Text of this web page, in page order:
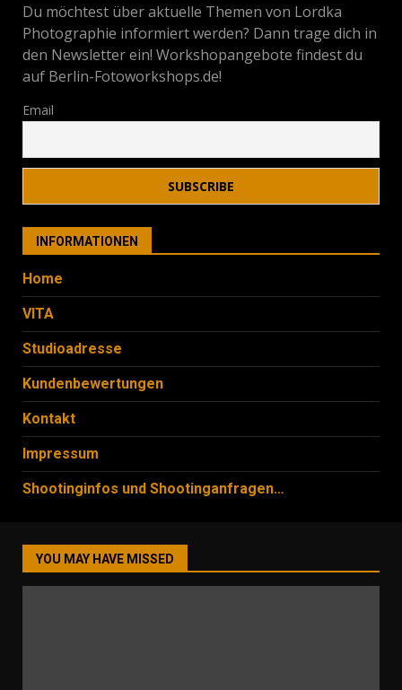
Du möchtest über aktuelle Themen von Lordka
Photographie informiert werden? Dann trage dich in
den Newsletter ein! Workshopangebote findest du
auf Berlin-Fotoworkshops.de!
Email
INFORMATIONEN
Home
VITA
Studioadresse
Kundenbewertungen
Kontakt
Impressum
Shootinginfos und Shootinganfragen…
YOU MAY HAVE MISSED